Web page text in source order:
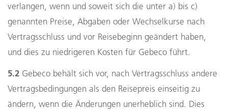
verlangen, wenn und soweit sich die unter a) bis c)
genannten Preise, Abgaben oder Wechselkurse nach
Vertragsschluss und vor Reisebeginn geändert haben,
und dies zu niedrigeren Kosten für Gebeco führt.
5.2 Gebeco behält sich vor, nach Vertragsschluss andere
Vertragsbedingungen als den Reisepreis einseitig zu
ändern, wenn die Änderungen unerheblich sind. Dies